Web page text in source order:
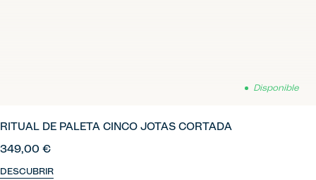
Disponible
RITUAL DE PALETA CINCO JOTAS CORTADA
349,00 €
DESCUBRIR